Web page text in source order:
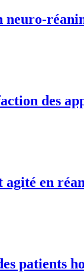
neuro-
des
agité en
patients